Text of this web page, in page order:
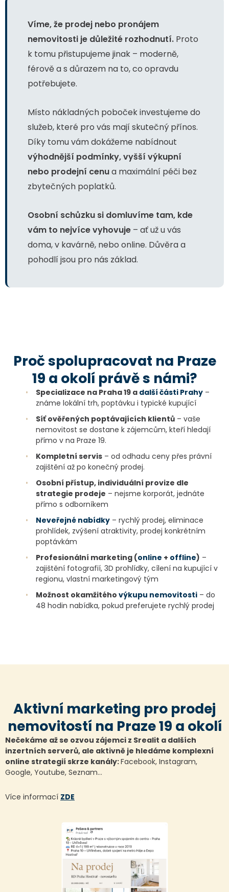
Víme, že prodej nebo pronájem
nemovitosti je důležité rozhodnutí. Proto
k tomu přistupujeme jinak – moderně,
férově a s důrazem na to, co opravdu
potřebujete.
Místo nákladných poboček investujeme do
služeb, které pro vás mají skutečný přínos.
Díky tomu vám dokážeme nabídnout
výhodnější podmínky, vyšší výkupní
nebo prodejní cenua maximální péči bez
zbytečných poplatků.
Osobní schůzku si domluvíme tam, kde
vám to nejvíce vyhovuje – ať už u vás
doma, v kavárně, nebo online. Důvěra a
pohodlí jsou pro nás základ.
Proč spolupracovat na Praze
19 a okolí právě s námi?
• Specializace na Praha 19 a další části Prahy –
známe lokální trh, poptávku i typické kupující
•
Síť ověřených poptávajících klientů – vaše
nemovitost se dostane k zájemcům, kteří hledají
přímo v na Praze 19.
•
Kompletní servis – od odhadu ceny přes právní
zajištění až po konečný prodej.
•
Osobní přístup, individuální provize dle
strategie prodeje – nejsme korporát, jednáte
přímo s odborníkem
•
Neveřejné nabídky – rychlý prodej, eliminace
prohlídek, zvýšení atraktivity, prodej konkrétním
poptávkám
•
Profesionální marketing (online + offline) –
zajištění fotografií, 3D prohlídky, cílení na kupující v
regionu, vlastní marketingový tým
•
Možnost okamžitého výkupu nemovitosti – do
48 hodin nabídka, pokud preferujete rychlý prodej
Aktivní marketing pro prodej
nemovitostí na Praze 19 a okolí
Nečekáme až se ozvou zájemci z Srealit a dalších
inzertních serverů, ale aktivně je hledáme komplexní
online strategií skrze kanály:Facebook, Instagram,
Google, Youtube, Seznam…
Více informací ZDE